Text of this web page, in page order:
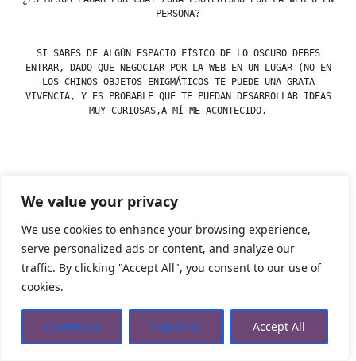
We value your privacy
We use cookies to enhance your browsing experience,
serve personalized ads or content, and analyze our
traffic. By clicking "Accept All", you consent to our use of
cookies.
Customize Reject All Accept All
PERSONA?
SI SABES DE ALGÚN ESPACIO FÍSICO DE LO OSCURO DEBES
ENTRAR, DADO QUE NEGOCIAR POR LA WEB EN UN LUGAR (NO EN
LOS CHINOS OBJETOS ENIGMÁTICOS TE PUEDE UNA GRATA
VIVENCIA, Y ES PROBABLE QUE TE PUEDAN DESARROLLAR IDEAS
MUY CURIOSAS,A MÍ ME ACONTECIDO.
by
Posted
Uncategorized
Tienda Esotérica Online – Librería Esotérica,Proudly
powered by WordPress.
Privacidad
Aviso Legal Cookies Web